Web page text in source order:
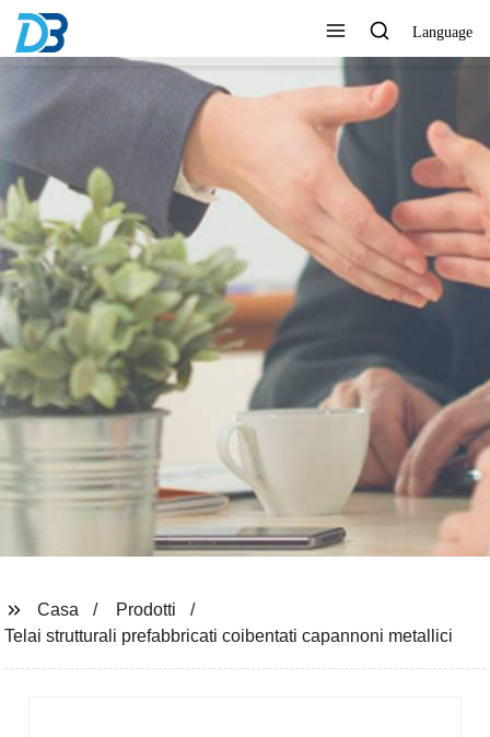
Language
L'ALTA QUALITÀ È IL
NOSTRO OBBLIGO!
Guarda tutti i prodotti
Casa
Prodotti
Telai strutturali prefabbricati coibentati capannoni metallici